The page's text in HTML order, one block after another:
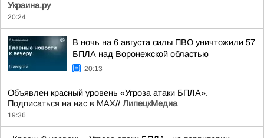
Украина.ру
20:24
В ночь на 6 августа силы ПВО уничтожили 57
БПЛА над Воронежской областью
20:13
Объявлен красный уровень «Угроза атаки БПЛА».
Подписаться на нас в МАХ// ЛипецкМедиа
19:36